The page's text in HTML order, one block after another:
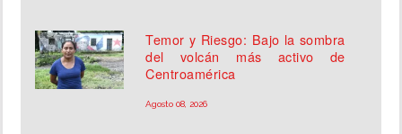
Temor y Riesgo: Bajo la sombra
del volcán más activo de
Centroamérica
Agosto 08, 2026